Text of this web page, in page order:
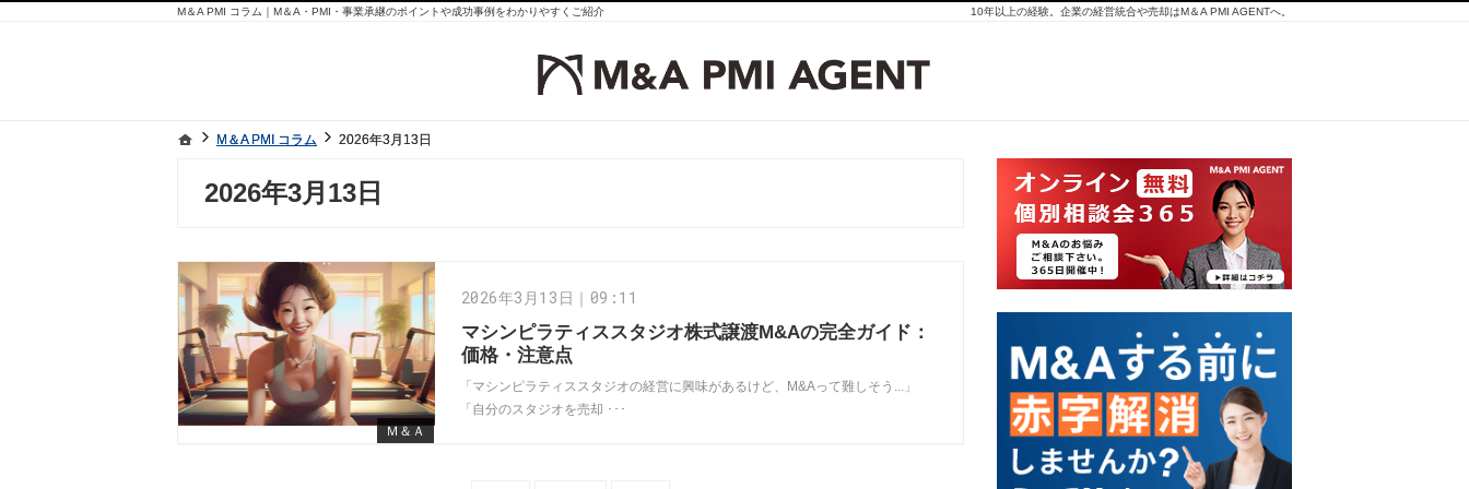
ホームM＆A PMI コラム 2026年3月13日
2026年3月13日
10年以上の経験。企業の経営統合や売却はM＆A PMI AGENTへ。
M＆A PMI コラム｜M＆A・PMI・事業承継のポイントや成功事例をわかりやすくご紹介
Ｍ＆Ａ
2026年3月13日｜09:11
マシンピラティススタジオ株式譲渡M&Aの完全ガイド：
価格・注意点
「マシンピラティススタジオの経営に興味があるけど、M&Aって難しそう...」
「自分のスタジオを売却 ･･･
ホームM＆A PMI コラム 2026年3月13日